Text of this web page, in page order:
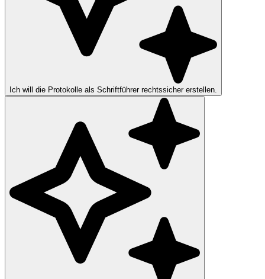
Ich will die Protokolle als Schriftführer rechtssicher erstellen.